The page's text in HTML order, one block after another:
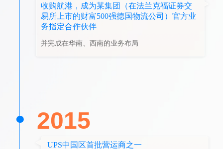
收购航港，成为某集团（在法兰克福证券交
易所上市的财富500强德国物流公司）官方业
务指定合作伙伴
并完成在华南、西南的业务布局
2015
UPS中国区首批营运商之一